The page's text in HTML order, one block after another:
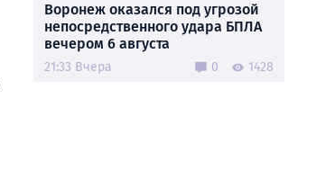
Воронеж оказался под угрозой
непосредственного удара БПЛА
вечером 6 августа
21:33 Вчера 0 1428